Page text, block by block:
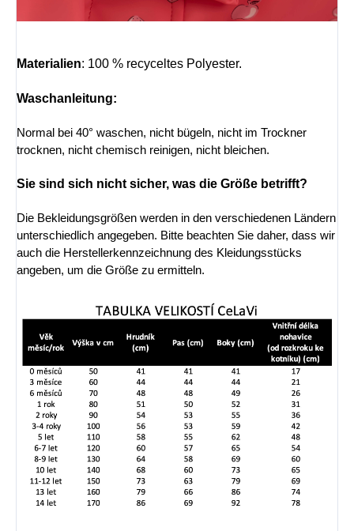
Materialien: 100 % recyceltes Polyester.
Waschanleitung:
Normal bei 40° waschen, nicht bügeln, nicht im Trockner
trocknen, nicht chemisch reinigen, nicht bleichen.
Sie sind sich nicht sicher, was die Größe betrifft?
Die Bekleidungsgrößen werden in den verschiedenen Ländern
unterschiedlich angegeben. Bitte beachten Sie daher, dass wir
auch die Herstellerkennzeichnung des Kleidungsstücks
angeben, um die Größe zu ermitteln.